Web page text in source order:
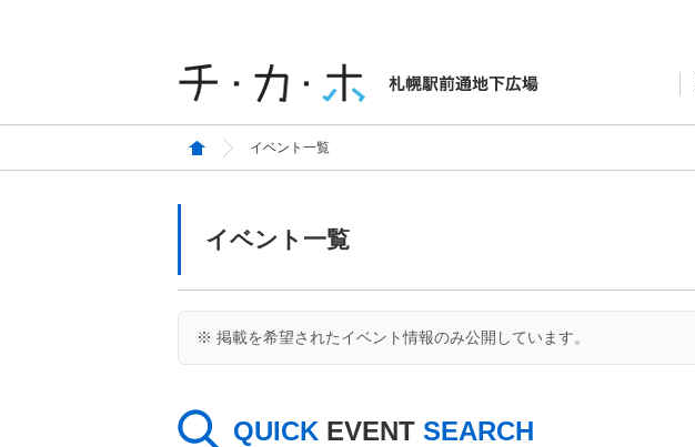
イベント一覧
イベント一覧
※ 掲載を希望されたイベント情報のみ公開しています。
QUICK EVENT SEARCH